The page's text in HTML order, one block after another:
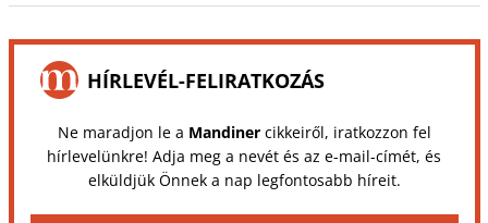
HÍRLEVÉL-FELIRATKOZÁS
Ne maradjon le a Mandinercikkeiről, iratkozzon fel
hírlevelünkre! Adja meg a nevét és az e-mail-címét, és
elküldjük Önnek a nap legfontosabb híreit.